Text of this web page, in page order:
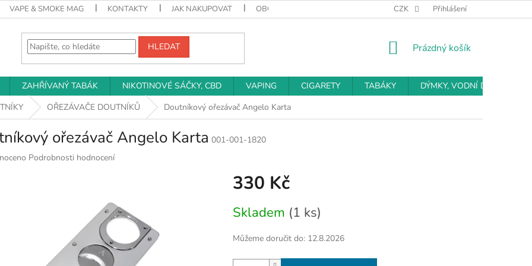
VAPE & SMOKE MAG KONTAKTY JAK NAKUPOVAT OBCHODNÍ PODMÍNKY PODMÍNKY OCHRANY OSOBNÍCH ÚDAJŮ
CZK Přihlášení
HLEDAT
NÁKUPNÍ
Prázdný košík
ZAHŘÍVANÝ TABÁK NIKOTINOVÉ SÁČKY, CBD VAPING CIGARETY TABÁKY
DÝMKY, VODNÍ DÝMKY
OŘEZÁVAČE DOUTNÍKŮ Doutníkový ořezávač Angelo Karta
ořezávač Angelo Karta 001-001-1820
Podrobnosti hodnocení
330 Kč
cena:
Skladem (1 ks)
Můžeme doručit do: 12.8.2026